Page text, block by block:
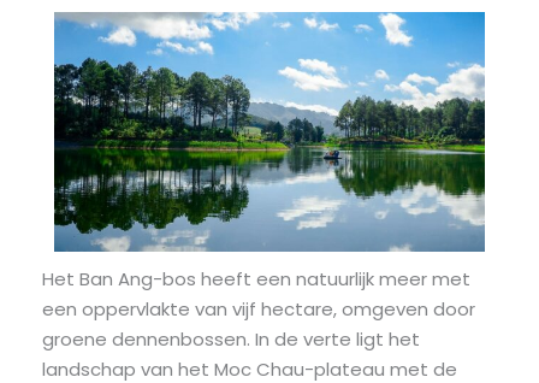
Het Ban Ang-bos heeft een natuurlijk meer met
een oppervlakte van vijf hectare, omgeven door
groene dennenbossen. In de verte ligt het
landschap van het Moc Chau-plateau met de